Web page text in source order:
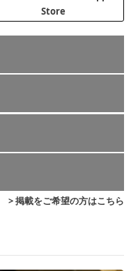
> 掲載をご希望の方はこちら